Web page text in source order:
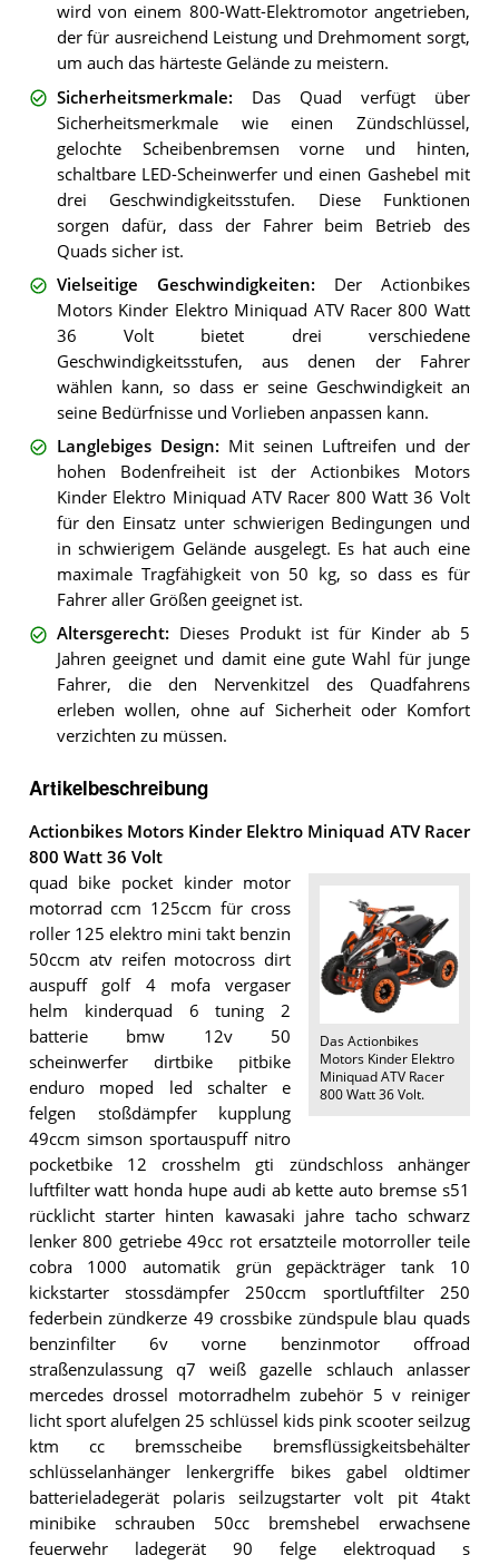
wird von einem 800-Watt-Elektromotor angetrieben,
der für ausreichend Leistung und Drehmoment sorgt,
um auch das härteste Gelände zu meistern.
Sicherheitsmerkmale: Das Quad verfügt über
Sicherheitsmerkmale wie einen Zündschlüssel,
gelochte Scheibenbremsen vorne und hinten,
schaltbare LED-Scheinwerfer und einen Gashebel mit
drei Geschwindigkeitsstufen. Diese Funktionen
sorgen dafür, dass der Fahrer beim Betrieb des
Quads sicher ist.
Vielseitige Geschwindigkeiten: Der Actionbikes
Motors Kinder Elektro Miniquad ATV Racer 800 Watt
36 Volt bietet drei verschiedene
Geschwindigkeitsstufen, aus denen der Fahrer
wählen kann, so dass er seine Geschwindigkeit an
seine Bedürfnisse und Vorlieben anpassen kann.
Langlebiges Design: Mit seinen Luftreifen und der
hohen Bodenfreiheit ist der Actionbikes Motors
Kinder Elektro Miniquad ATV Racer 800 Watt 36 Volt
für den Einsatz unter schwierigen Bedingungen und
in schwierigem Gelände ausgelegt. Es hat auch eine
maximale Tragfähigkeit von 50 kg, so dass es für
Fahrer aller Größen geeignet ist.
Altersgerecht: Dieses Produkt ist für Kinder ab 5
Jahren geeignet und damit eine gute Wahl für junge
Fahrer, die den Nervenkitzel des Quadfahrens
erleben wollen, ohne auf Sicherheit oder Komfort
verzichten zu müssen.
Artikelbeschreibung
Actionbikes Motors Kinder Elektro Miniquad ATV Racer
800 Watt 36 Volt
Das Actionbikes
Motors Kinder Elektro
Miniquad ATV Racer
800 Watt 36 Volt.
quad bike pocket kinder motor
motorrad ccm 125ccm für cross
roller 125 elektro mini takt benzin
50ccm atv reifen motocross dirt
auspuff golf 4 mofa vergaser
helm kinderquad 6 tuning 2
batterie bmw 12v 50
scheinwerfer dirtbike pitbike
enduro moped led schalter e
felgen stoßdämpfer kupplung
49ccm simson sportauspuff nitro
pocketbike 12 crosshelm gti zündschloss anhänger
luftfilter watt honda hupe audi ab kette auto bremse s51
rücklicht starter hinten kawasaki jahre tacho schwarz
lenker 800 getriebe 49cc rot ersatzteile motorroller teile
cobra 1000 automatik grün gepäckträger tank 10
kickstarter stossdämpfer 250ccm sportluftfilter 250
federbein zündkerze 49 crossbike zündspule blau quads
benzinfilter 6v vorne benzinmotor offroad
straßenzulassung q7 weiß gazelle schlauch anlasser
mercedes drossel motorradhelm zubehör 5 v reiniger
licht sport alufelgen 25 schlüssel kids pink scooter seilzug
ktm cc bremsscheibe bremsflüssigkeitsbehälter
schlüsselanhänger lenkergriffe bikes gabel oldtimer
batterieladegerät polaris seilzugstarter volt pit 4takt
minibike schrauben 50cc bremshebel erwachsene
feuerwehr ladegerät 90 felge elektroquad s